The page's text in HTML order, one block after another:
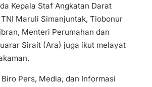
Kepala Staf Angkatan Darat
Maruli Simanjuntak, Tiobonur
Menteri Perumahan dan
Sirait (Ara) juga ikut melayat
Pers, Media, dan Informasi